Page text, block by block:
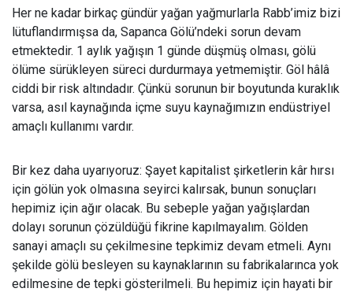
Her ne kadar birkaç gündür yağan yağmurlarla Rabb’imiz bizi
lütuflandırmışsa da, Sapanca Gölü’ndeki sorun devam
etmektedir. 1 aylık yağışın 1 günde düşmüş olması, gölü
ölüme sürükleyen süreci durdurmaya yetmemiştir. Göl hâlâ
ciddi bir risk altındadır. Çünkü sorunun bir boyutunda kuraklık
varsa, asıl kaynağında içme suyu kaynağımızın endüstriyel
amaçlı kullanımı vardır.
Bir kez daha uyarıyoruz: Şayet kapitalist şirketlerin kâr hırsı
için gölün yok olmasına seyirci kalırsak, bunun sonuçları
hepimiz için ağır olacak. Bu sebeple yağan yağışlardan
dolayı sorunun çözüldüğü fikrine kapılmayalım. Gölden
sanayi amaçlı su çekilmesine tepkimiz devam etmeli. Aynı
şekilde gölü besleyen su kaynaklarının su fabrikalarınca yok
edilmesine de tepki gösterilmeli. Bu hepimiz için hayati bir